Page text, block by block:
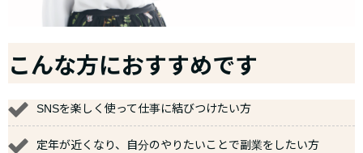
こんな方におすすめです
SNSを楽しく使って仕事に結びつけたい方
定年が近くなり、自分のやりたいことで副業をしたい方